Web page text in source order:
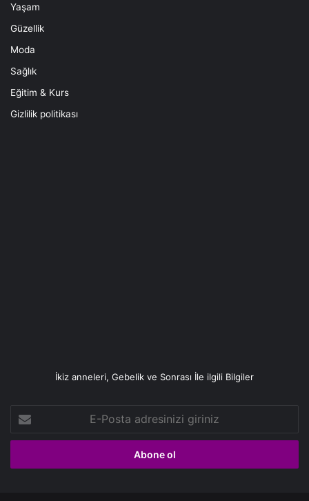
Yaşam
Güzellik
Moda
Sağlık
Eğitim & Kurs
Gizlilik politikası
İkiz anneleri, Gebelik ve Sonrası İle ilgili Bilgiler
Posta
adresinizi